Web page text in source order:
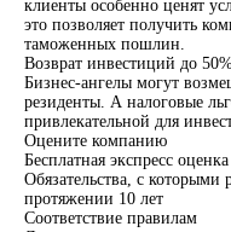
клиенты особенно ценят
это позволяет получить
таможенных пошлин.
Возврат инвестиций до
Бизнес-ангелы могут
резиденты. А налоговые
привлекательной для
Оцените компанию
Бесплатная экспресс
Обязательства, с которыми
протяжении 10 лет
Соответствие правилам